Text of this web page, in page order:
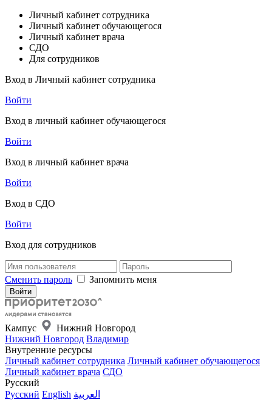
Личный кабинет сотрудника
Личный кабинет обучающегося
Личный кабинет врача
СДО
Для сотрудников
Вход в Личный кабинет сотрудника
Войти
Вход в личный кабинет обучающегося
Войти
Вход в личный кабинет врача
Войти
Вход в СДО
Войти
Вход для сотрудников
Сменить пароль Запомнить меня
Кампус
Нижний Новгород
Нижний Новгород Владимир
Внутренние ресурсы
Личный кабинет сотрудника Личный кабинет обучающегося
Личный кабинет врача СДО
Русский
Русский English العربية